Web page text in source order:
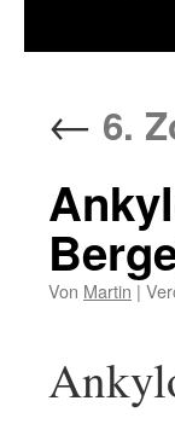
← 6.
Von Martin |